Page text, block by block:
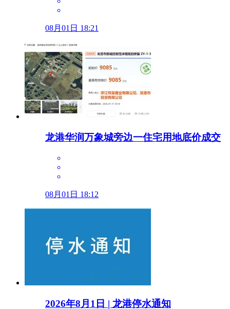
08月01日 18:21
龙港华润万象城旁边一住宅用地底价成交
08月01日 18:12
2026年8月1日 | 龙港停水通知